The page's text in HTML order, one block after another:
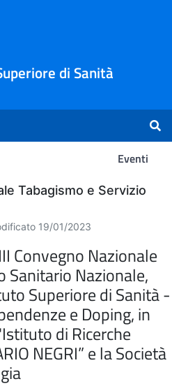
di Sanità
Eventi
Tabagismo e Servizio
19/01/2023
Convegno Nazionale
Sanitario Nazionale,
Superiore di Sanità -
e Doping, in
di Ricerche
NEGRI” e la Società